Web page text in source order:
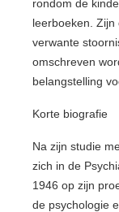
rondom de
leerboeken.
verwante
omschreven
belangstelling
Korte biografie
Na zijn studie
zich in de
1946 op zijn
de psychologie